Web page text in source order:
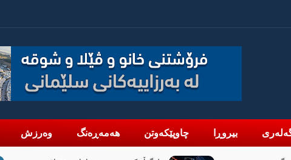
بیروڕا چاوپێکەوتن هەمەڕەنگ وەرزش